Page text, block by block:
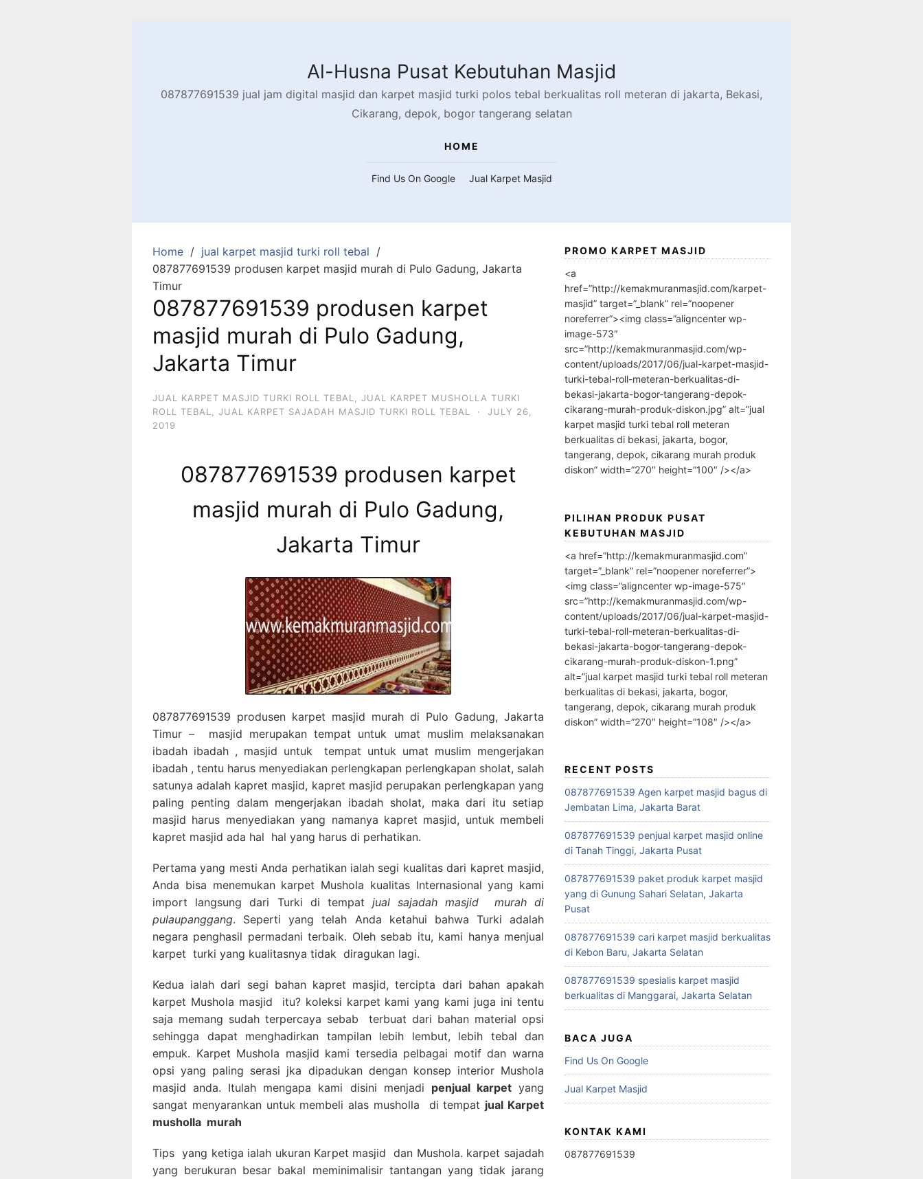
Al-Husna Pusat Kebutuhan Masjid
087877691539 jual jam digital masjid dan karpet masjid turki polos tebal berkualitas roll meteran di jakarta, Bekasi,
Cikarang, depok, bogor tangerang selatan
HOME
Find Us On Google Jual Karpet Masjid
Home
jual karpet masjid turki roll tebal
087877691539 produsen karpet masjid murah di Pulo Gadung, Jakarta
Timur
087877691539 produsen karpet
masjid murah di Pulo Gadung,
Jakarta Timur
JUAL KARPET MASJID TURKI ROLL TEBAL
JUAL KARPET MUSHOLLA TURKI
ROLL TEBAL
JUAL KARPET SAJADAH MASJID TURKI ROLL TEBAL ·
JULY 26,
2019
087877691539 produsen karpet
masjid murah di Pulo Gadung,
Jakarta Timur
087877691539 produsen karpet masjid murah di Pulo Gadung, Jakarta
Timur – masjid merupakan tempat untuk umat muslim melaksanakan
ibadah ibadah , masjid untuk tempat untuk umat muslim mengerjakan
ibadah , tentu harus menyediakan perlengkapan perlengkapan sholat, salah
satunya adalah kapret masjid, kapret masjid perupakan perlengkapan yang
paling penting dalam mengerjakan ibadah sholat, maka dari itu setiap
masjid harus menyediakan yang namanya kapret masjid, untuk membeli
kapret masjid ada hal hal yang harus di perhatikan.
Pertama yang mesti Anda perhatikan ialah segi kualitas dari kapret masjid,
Anda bisa menemukan karpet Mushola kualitas Internasional yang kami
import langsung dari Turki di tempatjual sajadah masjid
murah di
pulaupanggang. Seperti yang telah Anda ketahui bahwa Turki adalah
negara penghasil permadani terbaik. Oleh sebab itu, kami hanya menjual
karpet turki yang kualitasnya tidak diragukan lagi.
Kedua ialah dari segi bahan kapret masjid, tercipta dari bahan apakah
karpet Mushola masjid itu? koleksi karpet kami yang kami juga ini tentu
saja memang sudah terpercaya sebab terbuat dari bahan material opsi
sehingga dapat menghadirkan tampilan lebih lembut, lebih tebal dan
empuk. Karpet Mushola masjid kami tersedia pelbagai motif dan warna
opsi yang paling serasi jka dipadukan dengan konsep interior Mushola
masjid anda. Itulah mengapa kami disini menjadi penjual karpetyang
sangat menyarankan untuk membeli alas musholla di tempat jual Karpet
musholla murah
Tips yang ketiga ialah ukuran Karpet masjid dan Mushola. karpet sajadah
yang berukuran besar bakal meminimalisir tantangan yang tidak jarang
PROMO KARPET MASJID
<a
href=”http://kemakmuranmasjid.com/karpet-
masjid” target=”_blank” rel=”noopener
noreferrer”><img class=”aligncenter wp-
image-573″
src=”http://kemakmuranmasjid.com/wp-
content/uploads/2017/06/jual-karpet-masjid-
turki-tebal-roll-meteran-berkualitas-di-
bekasi-jakarta-bogor-tangerang-depok-
cikarang-murah-produk-diskon.jpg” alt=”jual
karpet masjid turki tebal roll meteran
berkualitas di bekasi, jakarta, bogor,
tangerang, depok, cikarang murah produk
diskon” width=”270″ height=”100″ /></a>
PILIHAN PRODUK PUSAT
KEBUTUHAN MASJID
<a href=”http://kemakmuranmasjid.com”
target=”_blank” rel=”noopener noreferrer”>
<img class=”aligncenter wp-image-575″
src=”http://kemakmuranmasjid.com/wp-
content/uploads/2017/06/jual-karpet-masjid-
turki-tebal-roll-meteran-berkualitas-di-
bekasi-jakarta-bogor-tangerang-depok-
cikarang-murah-produk-diskon-1.png”
alt=”jual karpet masjid turki tebal roll meteran
berkualitas di bekasi, jakarta, bogor,
tangerang, depok, cikarang murah produk
diskon” width=”270″ height=”108″ /></a>
RECENT POSTS
087877691539 Agen karpet masjid bagus di
Jembatan Lima, Jakarta Barat
087877691539 penjual karpet masjid online
di Tanah Tinggi, Jakarta Pusat
087877691539 paket produk karpet masjid
yang di Gunung Sahari Selatan, Jakarta
Pusat
087877691539 cari karpet masjid berkualitas
di Kebon Baru, Jakarta Selatan
087877691539 spesialis karpet masjid
berkualitas di Manggarai, Jakarta Selatan
BACA JUGA
Find Us On Google
Jual Karpet Masjid
KONTAK KAMI
087877691539